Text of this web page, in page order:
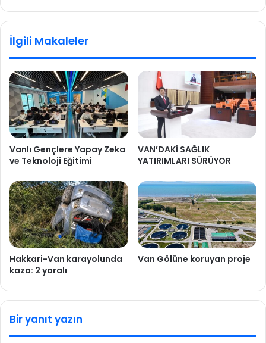
İlgili Makaleler
Vanlı Gençlere Yapay Zeka
ve Teknoloji Eğitimi
VAN’DAKİ SAĞLIK
YATIRIMLARI SÜRÜYOR
Hakkari-Van karayolunda
kaza: 2 yaralı
Van Gölüne koruyan proje
Bir yanıt yazın